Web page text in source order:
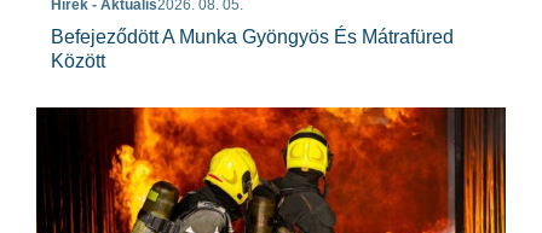
Hírek - Aktuális2026. 08. 05.
Befejeződött A Munka Gyöngyös És Mátrafüred
Között